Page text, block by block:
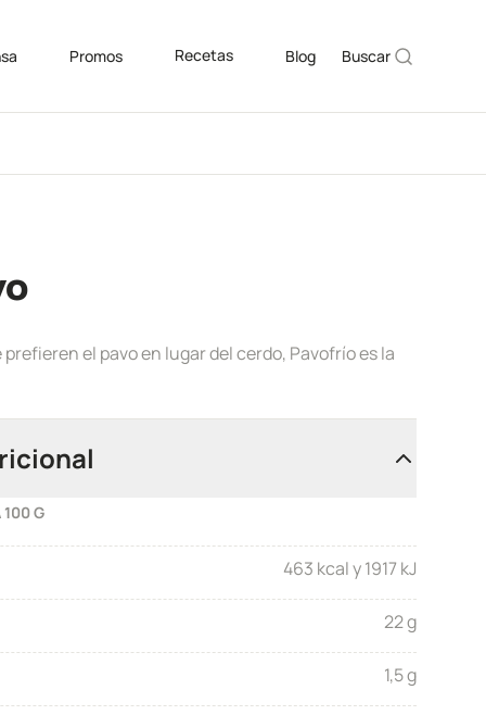
Promos Recetas Blog Buscar
el pavo en lugar del cerdo, Pavofrío es la
100 G
463 kcal y 1917 kJ
22 g
1,5 g